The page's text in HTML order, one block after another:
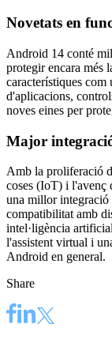
Novetats en
Android 14 conté
protegir encara més
característiques com
d'aplicacions,
noves eines per
Major
Amb la proliferació
coses (IoT) i l'avenç
una millor integració
compatibilitat amb
intel·ligència
l'assistent virtual i
Android en general.
Share